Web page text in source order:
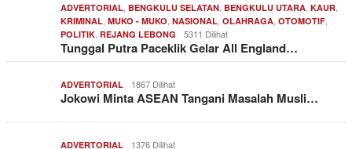
ADVERTORIAL BENGKULU SELATAN BENGKULU UTARA KAUR
KRIMINAL MUKO - MUKO NASIONAL OLAHRAGA OTOMOTIF
POLITIK REJANG LEBONG 5311 Dilihat
Tunggal Putra Paceklik Gelar All England…
ADVERTORIAL 1867 Dilihat
Jokowi Minta ASEAN Tangani Masalah Musli…
ADVERTORIAL 1376 Dilihat